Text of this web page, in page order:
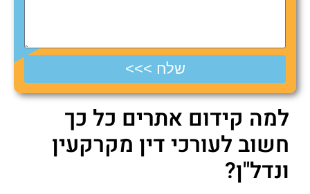
שלח >>>
למה קידום אתרים כל כך
חשוב לעורכי דין מקרקעין
ונדל"ן?